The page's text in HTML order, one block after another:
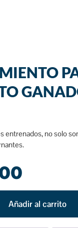
entrenados, no solo
Añadir al carrito